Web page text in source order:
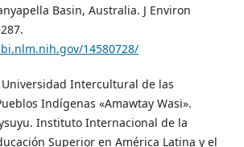
Basin, Australia. J Environ
14580728/
Universidad Intercultural de las
Indígenas «Amawtay Wasi».
Instituto Internacional de la
Superior en América Latina y el